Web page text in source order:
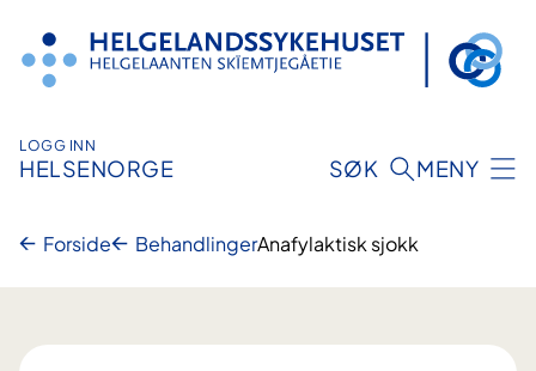
innhold
LOGG INN
HELSENORGE SØK MENY
Forside BehandlingerAnafylaktisk sjokk